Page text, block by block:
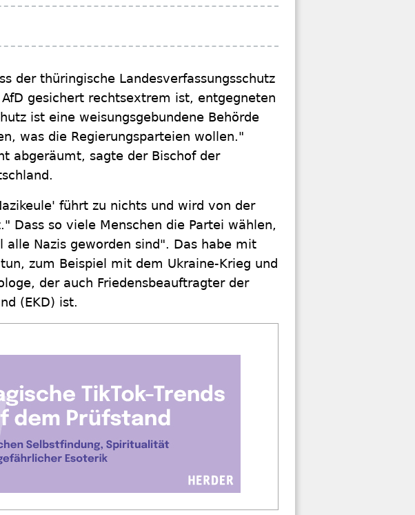
der thüringische Landesverfassungsschutz
gesichert rechtsextrem ist, entgegneten
ist eine weisungsgebundene Behörde
was die Regierungsparteien wollen."
abgeräumt, sagte der Bischof der
führt zu nichts und wird von der
Dass so viele Menschen die Partei wählen,
Nazis geworden sind". Das habe mit
zum Beispiel mit dem Ukraine-Krieg und
der auch Friedensbeauftragter der
(EKD) ist.